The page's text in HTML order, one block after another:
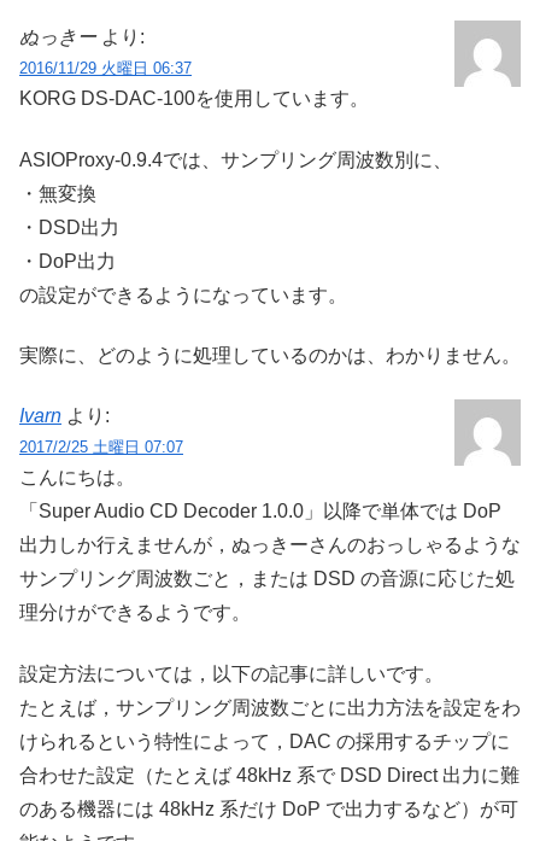
ぬっきー より:
2016/11/29 火曜日 06:37
KORG DS-DAC-100を使用しています。
ASIOProxy-0.9.4では、サンプリング周波数別に、
・無変換
・DSD出力
・DoP出力
の設定ができるようになっています。
実際に、どのように処理しているのかは、わかりません。
Ivarn より:
2017/2/25 土曜日 07:07
こんにちは。
「Super Audio CD Decoder 1.0.0」以降で単体では DoP
出力しか行えませんが，ぬっきーさんのおっしゃるような
サンプリング周波数ごと，または DSD の音源に応じた処
理分けができるようです。
設定方法については，以下の記事に詳しいです。
たとえば，サンプリング周波数ごとに出力方法を設定をわ
けられるという特性によって，DAC の採用するチップに
合わせた設定（たとえば 48kHz 系で DSD Direct 出力に難
のある機器には 48kHz 系だけ DoP で出力するなど）が可